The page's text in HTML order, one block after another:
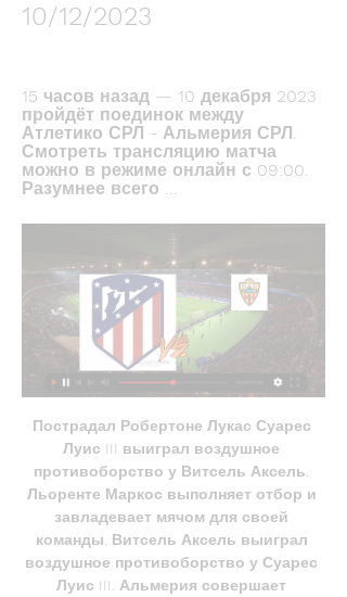
10/12/2023
15 часов назад — 10 декабря 2023
пройдёт поединок между
Атлетико СРЛ - Альмерия СРЛ.
Смотреть трансляцию матча
можно в режиме онлайн с 09:00.
Разумнее всего ...
Пострадал Робертоне Лукас Суарес
Луис III выиграл воздушное
противоборство у Витсель Аксель.
Льоренте Маркос выполняет отбор и
завладевает мячом для своей
команды. Витсель Аксель выиграл
воздушное противоборство у Суарес
Луис III. Альмерия совершает